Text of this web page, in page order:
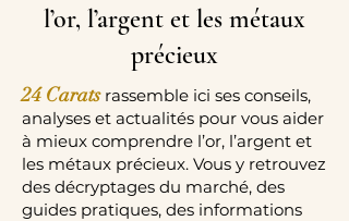
l’or, l’argent et les métaux
précieux
24 Caratsrassemble ici ses conseils,
analyses et actualités pour vous aider
à mieux comprendre l’or, l’argent et
les métaux précieux. Vous y retrouvez
des décryptages du marché, des
guides pratiques, des informations